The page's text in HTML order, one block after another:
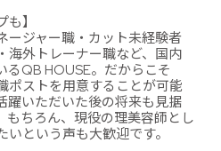
】
ージャー職・カット未経験者
海外トレーナー職など、国内
るQB HOUSE。だからこそ
ポストを用意することが可能
躍いただいた後の将来も見据
もちろん、現役の理美容師とし
という声も大歓迎です。